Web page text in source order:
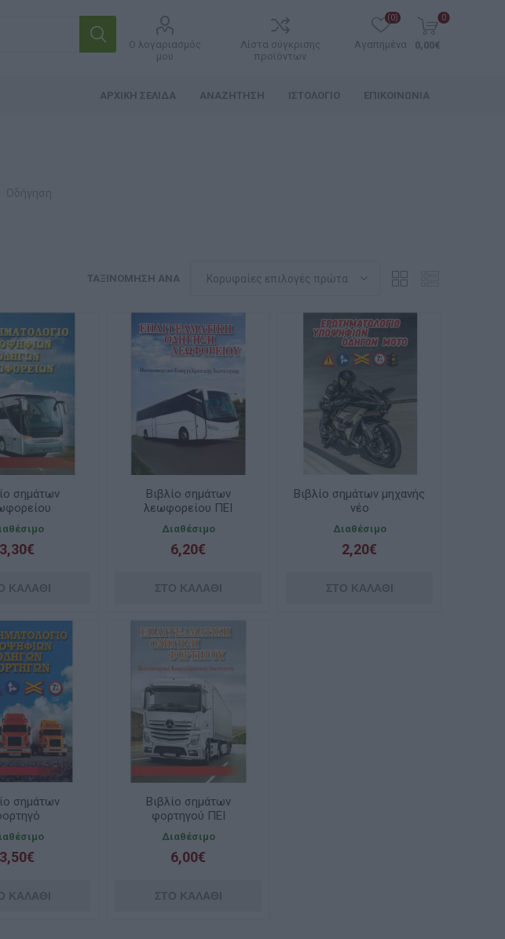
Ο λογαριασμός
μου
Λίστα σύγκρισης
προϊόντων
Αγαπημένα
(0) 0
0,00€
ΑΡΧΙΚΉ ΣΕΛΊΔΑ ΑΝΑΖΉΤΗΣΗ ΙΣΤΟΛΌΓΙΟ ΕΠΙΚΟΙΝΩΝΊΑ
ΤΑΞΙΝΌΜΗΣΗ ΑΝΆ
σημάτων
3,30€
Βιβλίο σημάτων
λεωφορείου ΠΕΙ
Διαθέσιμο
6,20€
Βιβλίο σημάτων μηχανής
νέο
Διαθέσιμο
2,20€
σημάτων
3,50€
Βιβλίο σημάτων
φορτηγού ΠΕΙ
Διαθέσιμο
6,00€